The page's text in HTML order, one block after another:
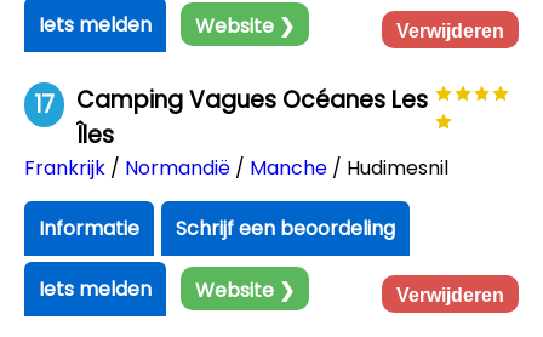
Iets melden Website ❯ Verwijderen
17
Camping Vagues Océanes Les
Îles
Frankrijk / Normandië / Manche / Hudimesnil
Informatie Schrijf een beoordeling
Iets melden Website ❯ Verwijderen